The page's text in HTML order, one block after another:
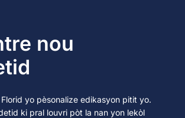
nou
yo pèsonalize edikasyon pitit yo.
ki pral louvri pòt la nan yon lekòl